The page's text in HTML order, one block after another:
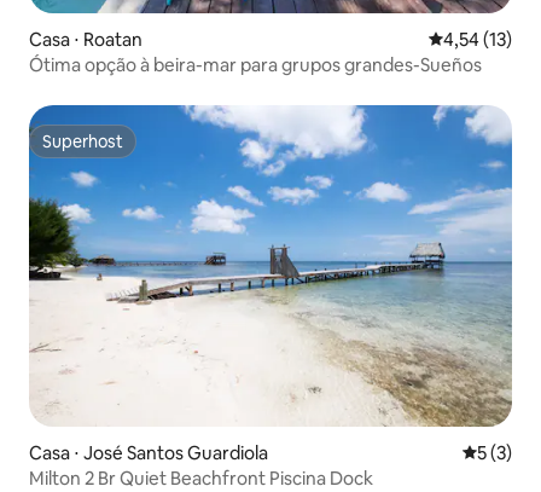
Casa ⋅ Roatan 4,54 de uma
4,54 (13)
Ótima opção à beira-mar para grupos grandes-Sueños
Superhost
Superhost
Casa ⋅ José Santos Guardiola 5 de
5 (3)
Milton 2 Br Quiet Beachfront Piscina Dock